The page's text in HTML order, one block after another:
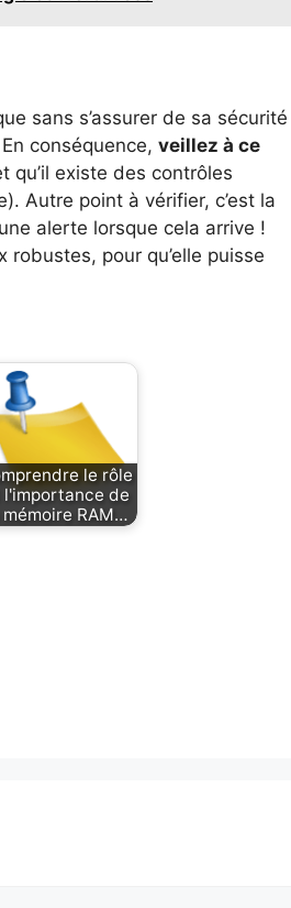
sans s’assurer de sa sécurité
conséquence, veillez à ce
qu’il existe des contrôles
Autre point à vérifier, c’est la
alerte lorsque cela arrive !
robustes, pour qu’elle puisse
le rôle
l'importance de
mémoire RAM…